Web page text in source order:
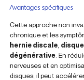
Avantages spécifiques
Cette approche non
chronique et les
hernie discale
dégénérative . En
nerveuses et en
disques, il peut